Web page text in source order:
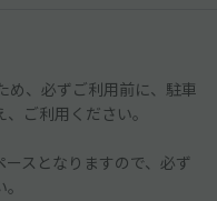
、必ずご利用前に、駐車
ご利用ください。
スとなりますので、必ず